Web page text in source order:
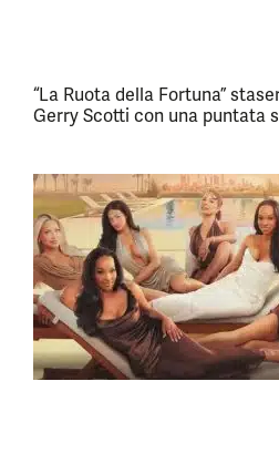
“La Ruota della Fortuna”
Gerry Scotti con una puntata